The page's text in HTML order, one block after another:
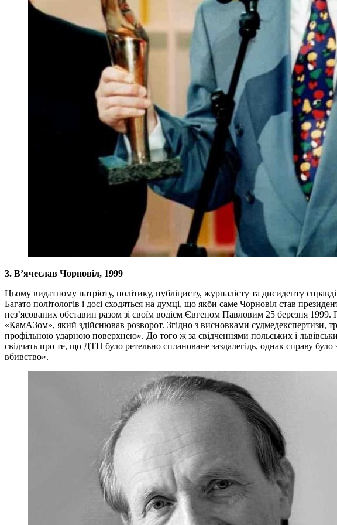
3. В’ячеслав Чорновіл, 1999
Цьому видатному патріоту, політику, публіцисту, журналісту та дисиденту
Багато політологів і досі сходяться на думці, що якби саме Чорновіл став
нез’ясованих обставин разом зі своїм водієм Євгеном Павловим 25 березня 1999.
«КамАЗом», який здійснював розворот. Згідно з висновками судмедекспертизи,
профільною ударною поверхнею». До того ж за свідченнями польських і
свідчать про те, що ДТП було ретельно сплановане заздалегідь, однак справу
вбивство».